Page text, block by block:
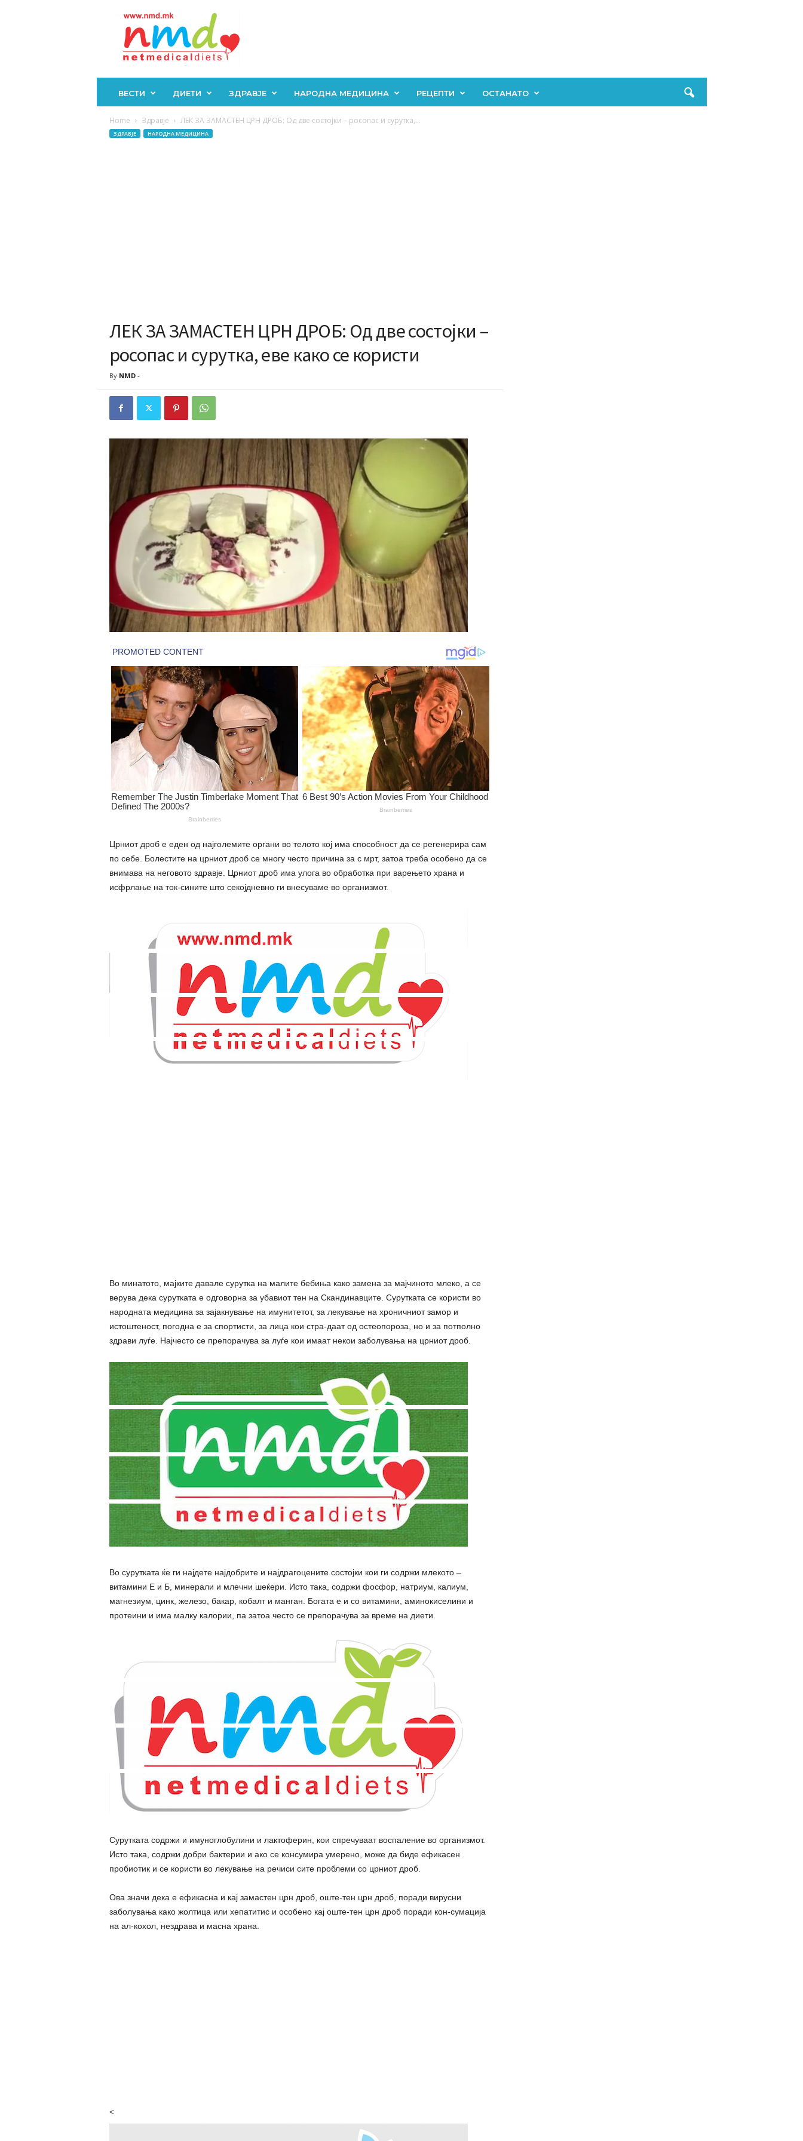
ВЕСТИ ДИЕТИ ЗДРАВЈЕ НАРОДНА МЕДИЦИНА РЕЦЕПТИ ОСТАНАТО
Home Здравје ЛЕК ЗА ЗАМАСТЕН ЦРН ДРОБ: Од две состојки – росопас и сурутка,...
ЗДРАВЈЕ НАРОДНА МЕДИЦИНА
ЛЕК ЗА ЗАМАСТЕН ЦРН ДРОБ: Од две состојки –
росопас и сурутка, еве како се користи
By NMD-
Црниот дроб е еден од најголемите opгани во телото кој има способност да се регенерира сам
по себе. Болестите на црниот дроб се многу често причина за с мрт, затоа треба особено да се
внимава на неговото здравје. Црниот дроб има улога во обработка при варењето храна и
исфрлање на ток-сините што секојдневно ги внесуваме во организмот.
Во минатото, мајките давале сурутка на малите бебиња како замена за мајчиното млеко, а се
верува дека сурутката е одговорна за убавиот тен на Скандинавците. Сурутката се користи во
народната медицина за зајакнување на имунитетот, за лекување на хроничниот замор и
истоштеност, погодна е за спортисти, за лица кои стра-даат од остеопороза, но и за потполно
здрави луѓе. Најчесто се препорачува за луѓе кои имаат некои заболувања на црниот дроб.
Во сурутката ќе ги најдете најдобрите и најдрагоцените состојки кои ги содржи млекото –
витамини Е и Б, минерали и млечни шеќери. Исто така, содржи фосфор, натриум, калиум,
магнезиум, цинк, железо, бакар, кобалт и манган. Богата е и со витамини, аминокиселини и
протеини и има малку калории, па затоа често се препорачува за време на диети.
Сурутката содржи и имуноглобулини и лактоферин, кои спречуваат воспаление во организмот.
Исто така, содржи добри бактерии и ако се конcyмиpa умерено, може да биде ефикасен
пробиотик и се користи во лекување на речиси сите проблеми со црниот дроб.
Ова значи дека е ефикасна и кај замастен црн дроб, оште-тен црн дроб, поради вирусни
заболувања како жолтица или хепатитис и особено кај оште-тен црн дроб поради кон-cyмација
на ал-кохол, нездрава и масна храна.
<